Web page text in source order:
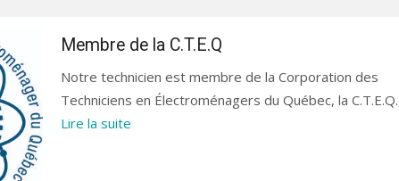
Membre de la C.T.E.Q
Notre technicien est membre de la Corporation des
Techniciens en Électroménagers du Québec, la C.T.E.Q.
Lire la suite